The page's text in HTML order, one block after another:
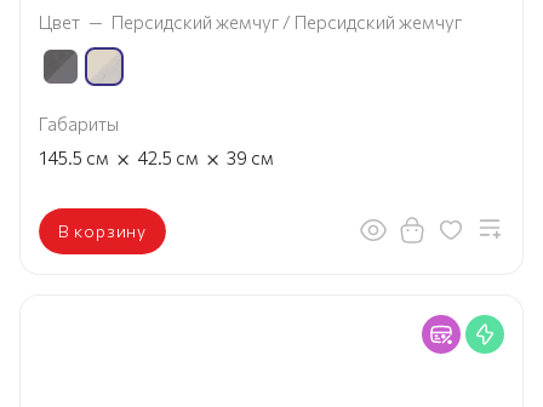
Цвет — Персидский жемчуг / Персидский жемчуг
Габариты
145.5 см × 42.5 см × 39 см
В корзину